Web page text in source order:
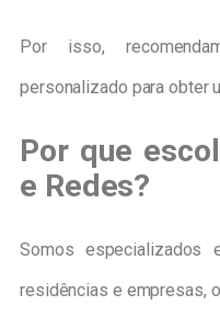
Por isso,
personalizado para obter
Por que
e Redes?
Somos especializados
residências e empresas,